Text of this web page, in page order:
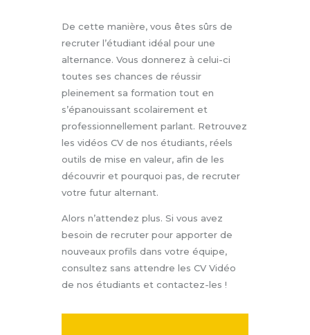
De cette manière, vous êtes sûrs de
recruter l’étudiant idéal pour une
alternance. Vous donnerez à celui-ci
toutes ses chances de réussir
pleinement sa formation tout en
s’épanouissant scolairement et
professionnellement parlant. Retrouvez
les vidéos CV de nos étudiants, réels
outils de mise en valeur, afin de les
découvrir et pourquoi pas, de recruter
votre futur alternant.
Alors n’attendez plus. Si vous avez
besoin de recruter pour apporter de
nouveaux profils dans votre équipe,
consultez sans attendre les CV Vidéo
de nos étudiants et contactez-les !